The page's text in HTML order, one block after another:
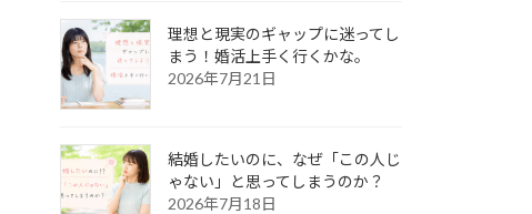
理想と現実のギャップに迷ってし
まう！婚活上手く行くかな。
2026年7月21日
結婚したいのに、なぜ「この人じ
ゃない」と思ってしまうのか？
2026年7月18日